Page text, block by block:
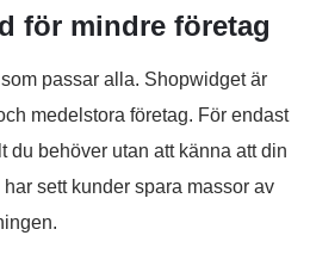
för mindre företag
passar alla. Shopwidget är
medelstora företag. För endast
du behöver utan att känna att din
sett kunder spara massor av